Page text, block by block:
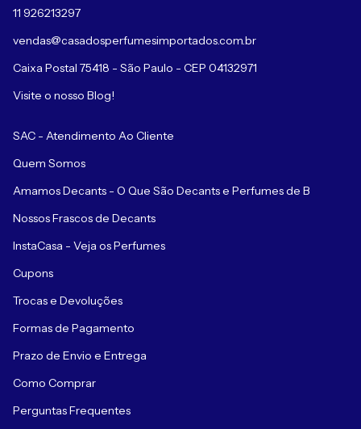
11 926213297
vendas@casadosperfumesimportados.com.br
Caixa Postal 75418 - São Paulo - CEP 04132971
Visite o nosso Blog!
SAC - Atendimento Ao Cliente
Quem Somos
Amamos Decants - O Que São Decants e Perfumes de B
Nossos Frascos de Decants
InstaCasa - Veja os Perfumes
Cupons
Trocas e Devoluções
Formas de Pagamento
Prazo de Envio e Entrega
Como Comprar
Perguntas Frequentes